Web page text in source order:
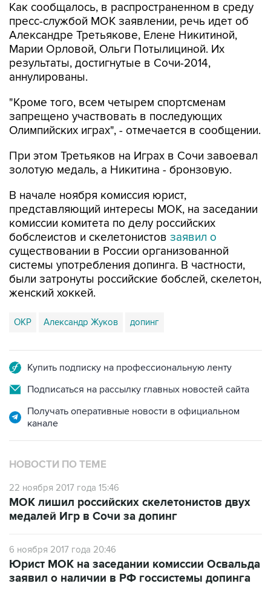
Как сообщалось, в распространенном в среду
пресс-службой МОК заявлении, речь идет об
Александре Третьякове, Елене Никитиной,
Марии Орловой, Ольги Потылициной. Их
результаты, достигнутые в Сочи-2014,
аннулированы.
"Кроме того, всем четырем спортсменам
запрещено участвовать в последующих
Олимпийских играх", - отмечается в сообщении.
При этом Третьяков на Играх в Сочи завоевал
золотую медаль, а Никитина - бронзовую.
В начале ноября комиссия юрист,
представляющий интересы МОК, на заседании
комиссии комитета по делу российских
бобслеистов и скелетонистов заявил о
существовании в России организованной
системы употребления допинга. В частности,
были затронуты российские бобслей, скелетон,
женский хоккей.
ОКР Александр Жуков допинг
Купить подписку на профессиональную ленту
Подписаться на рассылку главных новостей сайта
Получать оперативные новости в официальном
канале
НОВОСТИ ПО ТЕМЕ
22 ноября 2017 года 15:46
МОК лишил российских скелетонистов двух
медалей Игр в Сочи за допинг
6 ноября 2017 года 20:46
Юрист МОК на заседании комиссии Освальда
заявил о наличии в РФ госсистемы допинга